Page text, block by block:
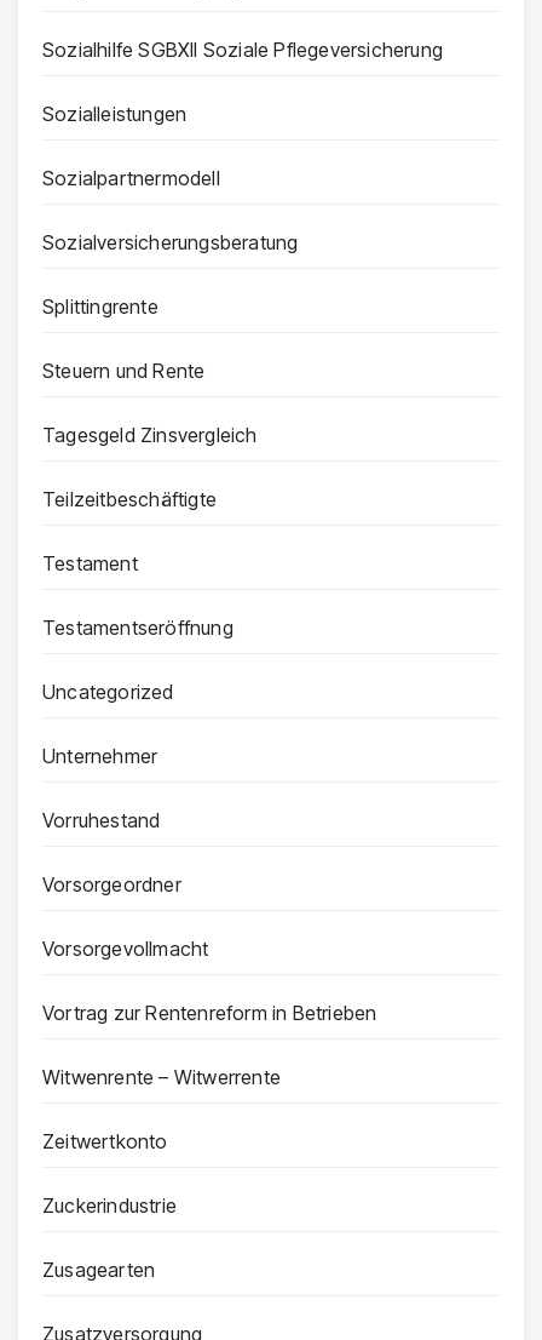
Sozialhilfe SGBXII Soziale Pflegeversicherung
Sozialleistungen
Sozialpartnermodell
Sozialversicherungsberatung
Splittingrente
Steuern und Rente
Tagesgeld Zinsvergleich
Teilzeitbeschäftigte
Testament
Testamentseröffnung
Uncategorized
Unternehmer
Vorruhestand
Vorsorgeordner
Vorsorgevollmacht
Vortrag zur Rentenreform in Betrieben
Witwenrente – Witwerrente
Zeitwertkonto
Zuckerindustrie
Zusagearten
Zusatzversorgung